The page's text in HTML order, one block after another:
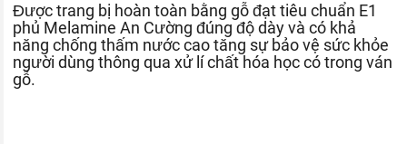
Được trang bị hoàn toàn bằng gỗ đạt tiêu chuẩn E1
phủ Melamine An Cường đúng độ dày và có khả
năng chống thấm nước cao tăng sự bảo vệ sức khỏe
người dùng thông qua xử lí chất hóa học có trong ván
gỗ.